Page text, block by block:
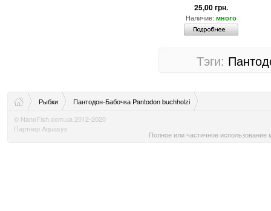
25,00 грн.
Наличие: много
Тэги:
Рыбки
Пантодон-Бабочка Pantodon buchholzi
© NanoFish.com.ua 2012-2020
Партнер Aquasys
Полное или частичное